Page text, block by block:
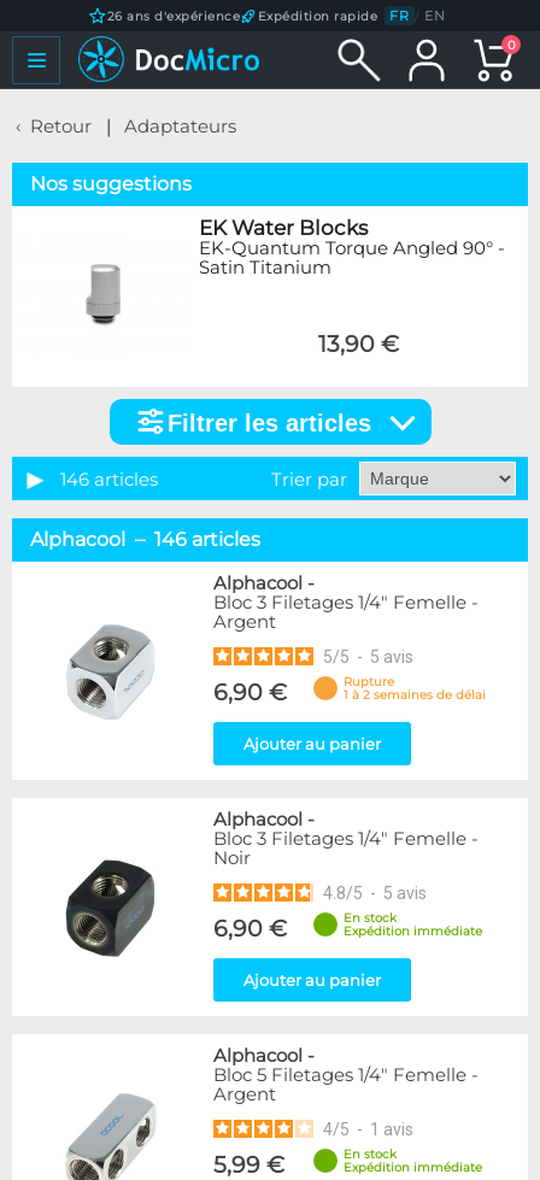
26 ans d'expérience Expédition rapide FR / EN
0
Retour Adaptateurs
Nos suggestions
EK Water Blocks
EK-Quantum Torque Angled 90° -
Satin Titanium
13,90 €
articles
Catégorie
Raccord Autobloquant
5
6
Adaptateurs
90
Autres
14
Robinet
7
Filtre
23
38
Bykski
Cooling.fr
10
EK Water Blocks
86
KooLance
7
16
Blanc
8
Noir
74
Noir/Nickel
Filtrer les articles
146 articles Trier par
Alphacool – 146 articles
Alphacool -
Bloc 3 Filetages 1/4" Femelle -
Argent
5/5 - 5 avis
6,90 €
Rupture
1 à 2 semaines de délai
Ajouter au panier
Alphacool -
Bloc 3 Filetages 1/4" Femelle -
Noir
4.8/5 - 5 avis
6,90 €
En stock
Expédition immédiate
Ajouter au panier
Alphacool -
Bloc 5 Filetages 1/4" Femelle -
Argent
4/5 - 1 avis
5,99 €
En stock
Expédition immédiate